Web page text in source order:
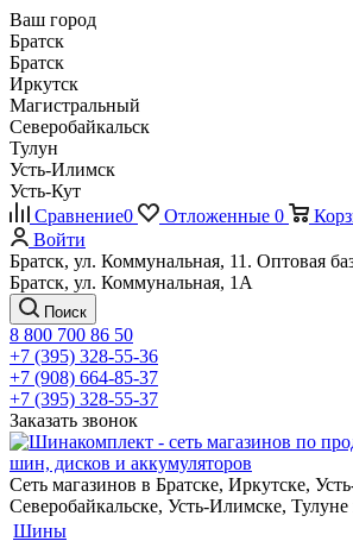
Ваш город
Братск
Братск
Иркутск
Магистральный
Северобайкальск
Тулун
Усть-Илимск
Усть-Кут
Сравнение0 Отложенные 0
Войти
Братск, ул. Коммунальная, 11. Оптовая
Братск, ул. Коммунальная, 1А
Поиск
8 800 700 86 50
+7 (395) 328-55-36
+7 (908) 664-85-37
+7 (395) 328-55-37
Заказать звонок
Сеть магазинов в Братске, Иркутске,
Северобайкальске, Усть-Илимске,
Шины